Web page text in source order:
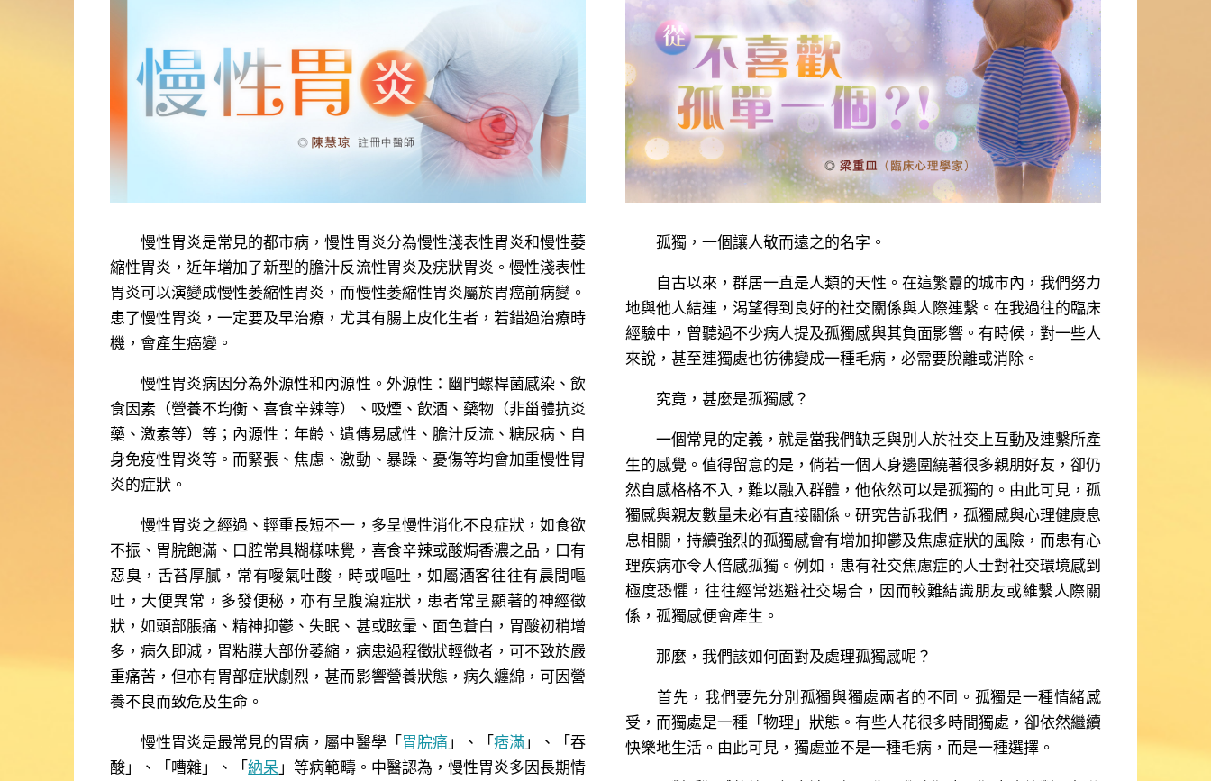
慢性胃炎是常見的都市病，慢性胃炎分為慢性淺表性胃炎和慢性萎
縮性胃炎，近年增加了新型的膽汁反流性胃炎及疣狀胃炎。慢性淺表性
胃炎可以演變成慢性萎縮性胃炎，而慢性萎縮性胃炎屬於胃癌前病變。
患了慢性胃炎，一定要及早治療，尤其有腸上皮化生者，若錯過治療時
機，會產生癌變。
慢性胃炎病因分為外源性和內源性。外源性：幽門螺桿菌感染、飲
食因素（營養不均衡、喜食辛辣等）、吸煙、飲酒、藥物（非甾體抗炎
藥、激素等）等；內源性：年齡、遺傳易感性、膽汁反流、糖尿病、自
身免疫性胃炎等。而緊張、焦慮、激動、暴躁、憂傷等均會加重慢性胃
炎的症狀。
慢性胃炎之經過、輕重長短不一，多呈慢性消化不良症狀，如食欲
不振、胃脘飽滿、口腔常具糊樣味覺，喜食辛辣或酸焗香濃之品，口有
惡臭，舌苔厚膩，常有噯氣吐酸，時或嘔吐，如屬酒客往往有晨間嘔
吐，大便異常，多發便秘，亦有呈腹瀉症狀，患者常呈顯著的神經徵
狀，如頭部脹痛、精神抑鬱、失眠、甚或眩暈、面色蒼白，胃酸初稍增
多，病久即減，胃粘膜大部份萎縮，病患過程徵狀輕微者，可不致於嚴
重痛苦，但亦有胃部症狀劇烈，甚而影響營養狀態，病久纏綿，可因營
養不良而致危及生命。
慢性胃炎是最常見的胃病，屬中醫學「胃脘痛」、「痞滿」、「吞
酸」、「嘈雜」、「納呆」等病範疇。中醫認為，慢性胃炎多因長期情
孤獨，一個讓人敬而遠之的名字。
自古以來，群居一直是人類的天性。在這繁囂的城市內，我們努力
地與他人結連，渴望得到良好的社交關係與人際連繫。在我過往的臨床
經驗中，曾聽過不少病人提及孤獨感與其負面影響。有時候，對一些人
來說，甚至連獨處也彷彿變成一種毛病，必需要脫離或消除。
究竟，甚麼是孤獨感？
一個常見的定義，就是當我們缺乏與別人於社交上互動及連繫所產
生的感覺。值得留意的是，倘若一個人身邊圍繞著很多親朋好友，卻仍
然自感格格不入，難以融入群體，他依然可以是孤獨的。由此可見，孤
獨感與親友數量未必有直接關係。研究告訴我們，孤獨感與心理健康息
息相關，持續強烈的孤獨感會有增加抑鬱及焦慮症狀的風險，而患有心
理疾病亦令人倍感孤獨。例如，患有社交焦慮症的人士對社交環境感到
極度恐懼，往往經常逃避社交場合，因而較難結識朋友或維繫人際關
係，孤獨感便會產生。
那麼，我們該如何面對及處理孤獨感呢？
首先，我們要先分別孤獨與獨處兩者的不同。孤獨是一種情緒感
受，而獨處是一種「物理」狀態。有些人花很多時間獨處，卻依然繼續
快樂地生活。由此可見，獨處並不是一種毛病，而是一種選擇。